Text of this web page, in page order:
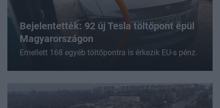
Bejelentették: 92 új Tesla töltőpont épül
Magyarországon
Emellett 168 egyéb töltőpontra is érkezik EU-s pénz.